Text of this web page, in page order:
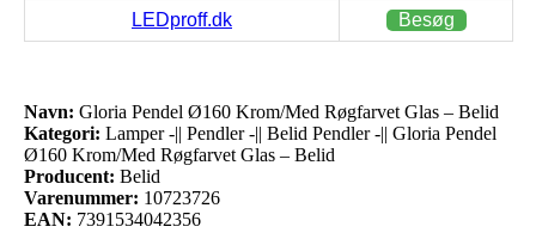
LEDproff.dk Besøg
Navn: Gloria Pendel Ø160 Krom/Med Røgfarvet Glas – Belid
Kategori: Lamper -|| Pendler -|| Belid Pendler -|| Gloria Pendel
Ø160 Krom/Med Røgfarvet Glas – Belid
Producent: Belid
Varenummer: 10723726
EAN: 7391534042356